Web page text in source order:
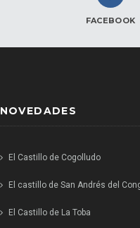
FACEBOOK
NOVEDADES
El Castillo de Cogolludo
El castillo de San Andrés del
El Castillo de La Toba